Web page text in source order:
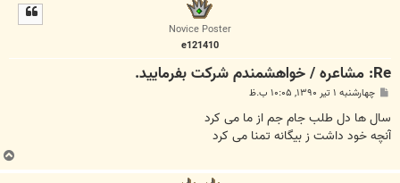
Novice Poster
e121410
Re: مشاعره / خواهشمندم شرکت بفرماييد.
پ
ت
چهارشنبه ۱ تیر ۱۳۹۰, ۱۰:۰۵ ب.ظ
سال ها دل طلب جام جم از ما می کرد
آنچه خود داشت ز بیگانه تمنا می کرد
ب
ا